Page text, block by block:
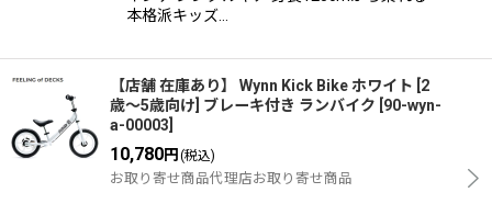
本格派キッズ…
【店舗 在庫あり】 Wynn Kick Bike ホワイト [2
歳〜5歳向け] ブレーキ付き ランバイク 90-wyn-
a-00003
10,780円 (税込)
お取り寄せ商品代理店お取り寄せ商品